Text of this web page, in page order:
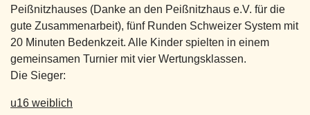
Peißnitzhauses (Danke an den Peißnitzhaus e.V. für die
gute Zusammenarbeit), fünf Runden Schweizer System mit
20 Minuten Bedenkzeit. Alle Kinder spielten in einem
gemeinsamen Turnier mit vier Wertungsklassen.
Die Sieger:
u16 weiblich